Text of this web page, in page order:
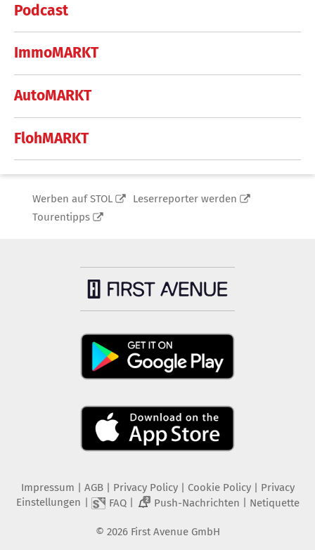
Podcast
ImmoMARKT
AutoMARKT
FlohMARKT
Werben auf STOL
Leserreporter werden
Tourentipps
Impressum AGB Privacy Policy| Cookie Policy| Privacy
Einstellungen
FAQ| 2 Push-Nachrichten Netiquette
© 2026 First Avenue GmbH